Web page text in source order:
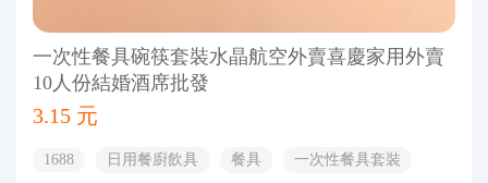
一次性餐具碗筷套裝水晶航空外賣喜慶家用外賣
10人份結婚酒席批發
3.15 元
1688 日用餐廚飲具 餐具
一次性餐具套裝